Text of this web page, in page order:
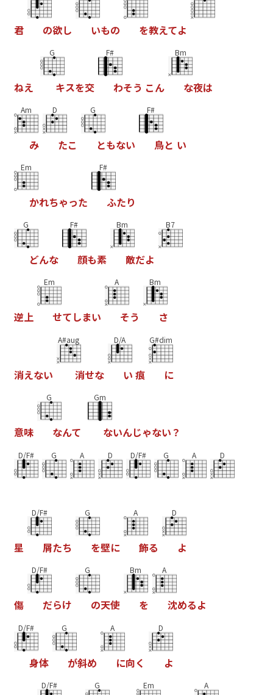
君 の欲し いもの を教えてよ
ねえ
G
キスを交
F#
わそう こん
Bm
な夜は
Am
み
D
たこ
G
ともない
F#
鳥と い
Em
かれちゃった
F#
ふたり
G
どんな
F#
顔も素
Bm
敵だよ
B7
逆上
Em
せてしまい
A
そう
Bm
さ
消えない
A#aug
消せな
D/A
い 痕
G#dim
に
意味
G
なんて
Gm
ないんじゃない ？
D/F# G A D D/F# G A D
星
D/F#
屑たち
G
を壁に
A
飾る
D
よ
傷
D/F#
だらけ
G
の天使
Bm
を
A
沈めるよ
D/F#
身体
G
が斜め
A
に向く
D
よ
D/F# G Em A